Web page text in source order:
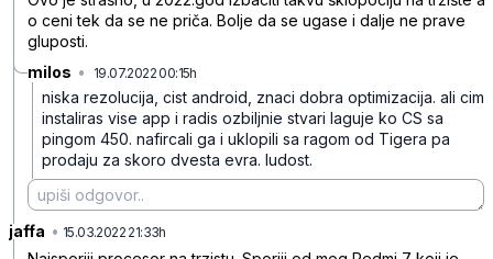
o ceni tek da se ne priča. Bolje da se ugase i dalje ne prave
gluposti.
milos • 19.07.2022 00:15h
niska rezolucija, cist android, znaci dobra optimizacija. ali cim
instaliras vise app i radis ozbiljnie stvari laguje ko CS sa
pingom 450. nafircali ga i uklopili sa ragom od Tigera pa
prodaju za skoro dvesta evra. ludost.
jaffa • 15.03.2022 21:33h